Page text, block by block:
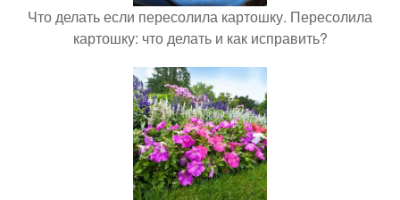
Что делать если пересолила картошку. Пересолила
картошку: что делать и как исправить?